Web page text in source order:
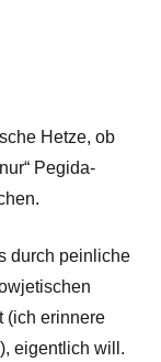
Hetze, ob
Pegida-
durch peinliche
(ich erinnere
eigentlich will.